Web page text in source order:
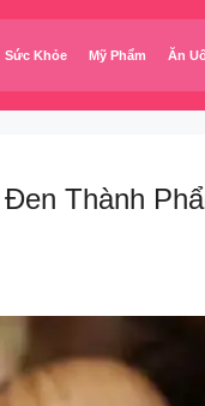
Sức Khỏe Mỹ Phẩm Ăn
Đen Thành